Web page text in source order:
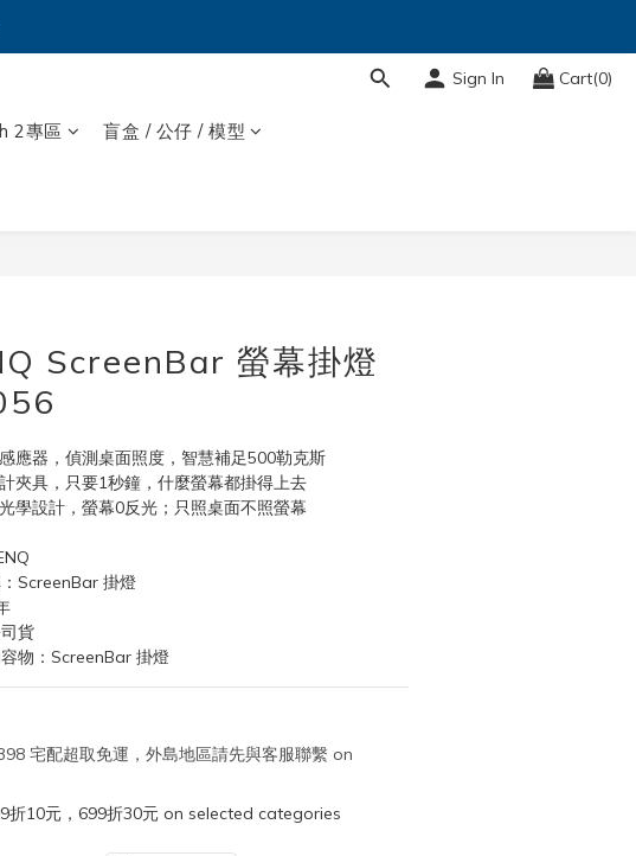
Sign In Cart(0)
2專區 盲盒 / 公仔 / 模型
ScreenBar 螢幕掛燈
應器，偵測桌面照度，智慧補足500勒克斯
夾具，只要1秒鐘，什麼螢幕都掛得上去
學設計，螢幕0反光；只照桌面不照螢幕
ScreenBar 掛燈
貨
物：ScreenBar 掛燈
宅配超取免運，外島地區請先與客服聯繫 on
折10元，699折30元 on selected categories